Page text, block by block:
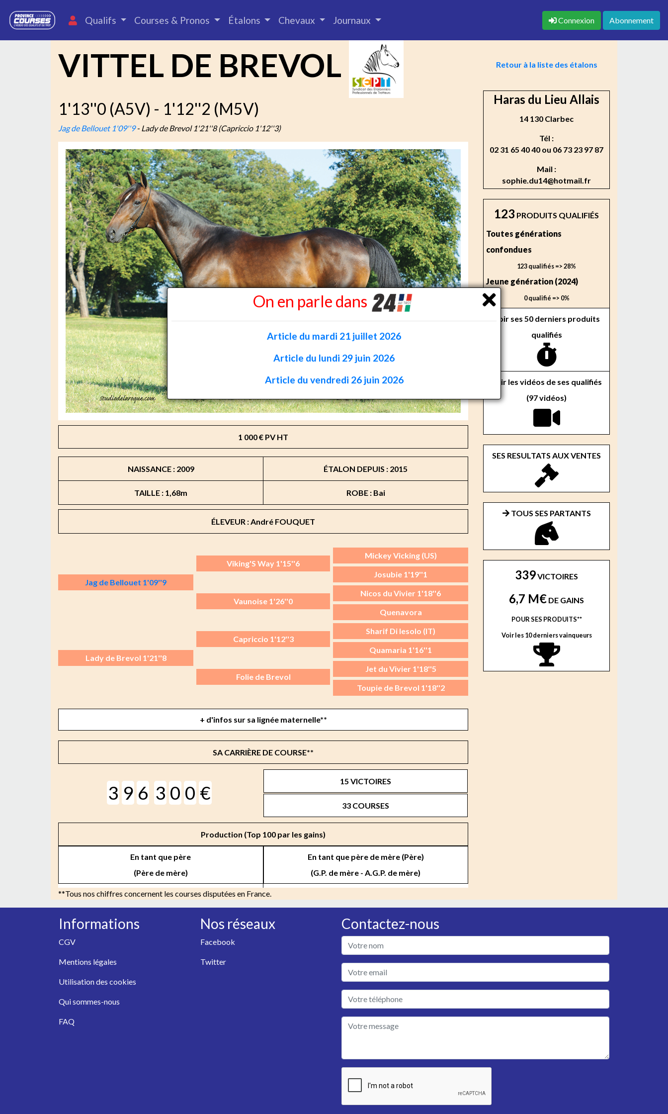
On en parle dans
Article du mardi 21 juillet 2026
Article du lundi 29 juin 2026
Article du vendredi 26 juin 2026
Qualifs Courses & Pronos Étalons Chevaux Journaux Connexion Abonnement
VITTEL DE BREVOL
1'13''0 (A5V) - 1'12''2 (M5V)
Jag de Bellouet 1'09''9- Lady de Brevol 1'21''8 (Capriccio 1'12''3)
1 000 € PV HT
NAISSANCE : 2009 ÉTALON DEPUIS : 2015
TAILLE : 1,68m ROBE : Bai
ÉLEVEUR : André FOUQUET
Viking'S Way 1'15''6
Mickey Vicking (US)
Jag de Bellouet 1'09''9
Josubie 1'19''1
Vaunoise 1'26''0
Nicos du Vivier 1'18''6
Quenavora
Capriccio 1'12''3
Sharif Di Iesolo (IT)
Lady de Brevol 1'21''8
Quamaria 1'16''1
Folie de Brevol
Jet du Vivier 1'18''5
Toupie de Brevol 1'18''2
+ d'infos sur sa lignée maternelle**
SA CARRIÈRE DE COURSE**
3 9 6 3 0 0 €
15 VICTOIRES
33 COURSES
Retour à la liste des étalons
Haras du Lieu Allais
14 130 Clarbec
Tél :
02 31 65 40 40 ou 06 73 23 97 87
Mail :
sophie.du14@hotmail.fr
123 PRODUITS QUALIFIÉS
Toutes générations
confondues
123 qualifiés => 28%
Jeune génération (2024)
0 qualifié => 0%
Voir ses 50 derniers produits
qualifiés
Voir les vidéos de ses qualifiés
(97 vidéos)
SES RESULTATS AUX VENTES
TOUS SES PARTANTS
339VICTOIRES
6,7 M€ DE GAINS
POUR SES PRODUITS**
Voir les 10 derniers vainqueurs
Production (Top 100 par les gains)
En tant que père
(Père de mère)
En tant que père de mère (Père)
(G.P. de mère - A.G.P. de mère)
**Tous nos chiffres concernent les courses disputées en France.
Informations
CGV
Mentions légales
Utilisation des cookies
Qui sommes-nous
FAQ
Nos réseaux
Facebook
Twitter
Contactez-nous